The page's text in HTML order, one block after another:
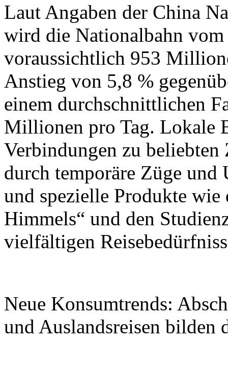
Laut Angaben der China
wird die Nationalbahn
voraussichtlich 953
Anstieg von 5,8 %
einem durchschnittlichen
Millionen pro Tag. Lokale
Verbindungen zu
durch temporäre Züge
und spezielle Produkte wie
Himmels“ und den
vielfältigen
Neue Konsumtrends:
und Auslandsreisen bilden